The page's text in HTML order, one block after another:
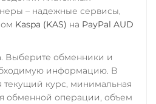
USD Coin (USDC)
ERC20 BEP20
AVAX
CRONOS
BASE
RONIN NEAR
Utopia USD (UUSD)
RUB
Фридом Банк KZT
Центр Кредит KZT
– надежные сервисы,
Kaspa (KAS) на PayPal AUD
Выберите обменники и
информацию. В
текущий курс, минимальная
обменной операции, объем